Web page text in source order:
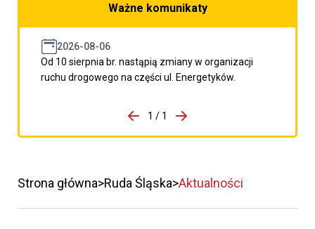
Ważne komunikaty
2026-08-06
Od 10 sierpnia br. nastąpią zmiany w organizacji
ruchu drogowego na części ul. Energetyków.
porzpedniego komunikatu
1 / 1
Przejdź do następnego
Strona główna Ruda Śląska Aktualności